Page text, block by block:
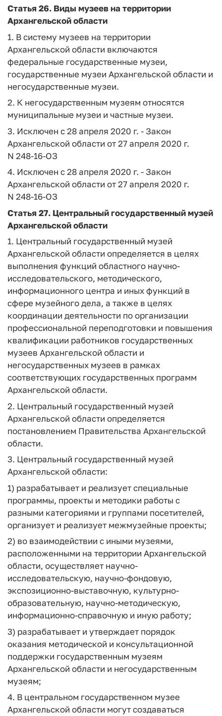
Статья 26. Виды музеев на территории
Архангельской области
1. В систему музеев на территории
Архангельской области включаются
федеральные государственные музеи,
государственные музеи Архангельской области и
негосударственные музеи.
2. К негосударственным музеям относятся
муниципальные музеи и частные музеи.
3. Исключен с 28 апреля 2020 г. - Закон
Архангельской области от 27 апреля 2020 г.
N 248-16-ОЗ
4. Исключен с 28 апреля 2020 г. - Закон
Архангельской области от 27 апреля 2020 г.
N 248-16-ОЗ
Статья 27. Центральный государственный музей
Архангельской области
1. Центральный государственный музей
Архангельской области определяется в целях
выполнения функций областного научно-
исследовательского, методического,
информационного центра и иных функций в
сфере музейного дела, а также в целях
координации деятельности по организации
профессиональной переподготовки и повышения
квалификации работников государственных
музеев Архангельской области и
негосударственных музеев в рамках
соответствующих государственных программ
Архангельской области.
2. Центральный государственный музей
Архангельской области определяется
постановлением Правительства Архангельской
области.
3. Центральный государственный музей
Архангельской области:
1) разрабатывает и реализует специальные
программы, проекты и методики работы с
разными категориями и группами посетителей,
организует и реализует межмузейные проекты;
2) во взаимодействии с иными музеями,
расположенными на территории Архангельской
области, осуществляет научно-
исследовательскую, научно-фондовую,
экспозиционно-выставочную, культурно-
образовательную, научно-методическую,
информационно-справочную и иную работу;
3) разрабатывает и утверждает порядок
оказания методической и консультационной
поддержки государственным музеям
Архангельской области и негосударственным
музеям;
4. В центральном государственном музее
Архангельской области могут создаваться